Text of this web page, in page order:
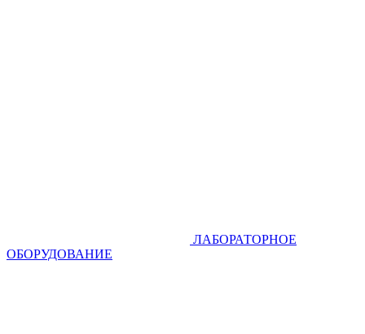
ЛАБОРАТОРНОЕ
ОБОРУДОВАНИЕ